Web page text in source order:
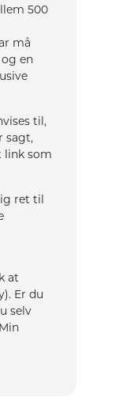
500
må
en
til,
sagt,
link som
ret til
at
Er du
selv